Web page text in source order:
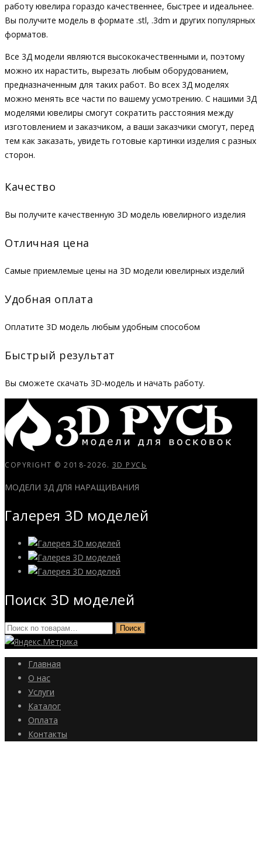
работу ювелира гораздо качественнее, быстрее и идеальнее.
Вы получите модель в формате .stl, .3dm и других популярных
форматов.
Все 3Д модели являются высококачественными и, поэтому
можно их нарастить, вырезать любым оборудованием,
предназначенным для таких работ. Во всех 3Д моделях
можно менять все части по вашему усмотрению. С нашими 3Д
моделями ювелиры смогут сократить расстояния между
изготовлением и заказчиком, а ваши заказчики смогут, перед
тем как заказать, увидеть готовые картинки изделия с разных
сторон.
Качество
Вы получите качественную 3D модель ювелирного изделия
Отличная цена
Самые приемлемые цены на 3D модели ювелирных изделий
Удобная оплата
Оплатите 3D модель любым удобным способом
Быстрый результат
Вы сможете скачать 3D-модель и начать работу.
COPYRIGHT © 2018-2026. 3D РУСЬ
МОДЕЛИ 3Д ДЛЯ НАРАЩИВАНИЯ
Галерея 3D моделей
Поиск 3D моделей
Искать: Поиск
Главная
О нас
Услуги
Каталог
Оплата
Контакты